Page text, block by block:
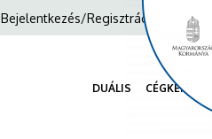
Anonim
Bejelentkezés/Regisztráció
DUÁLIS CÉGKERESŐ